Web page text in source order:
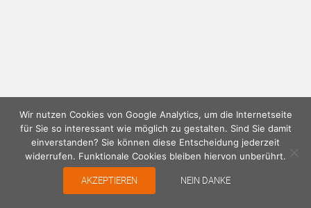
Wir nutzen Cookies von Google Analytics, um die Internetseite
für Sie so interessant wie möglich zu gestalten. Sind Sie damit
einverstanden? Sie können diese Entscheidung jederzeit
widerrufen. Funktionale Cookies bleiben hiervon unberührt.
AKZEPTIEREN NEIN DANKE